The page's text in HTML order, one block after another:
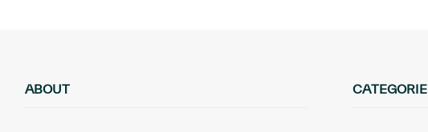
ABOUT CATEGORIE